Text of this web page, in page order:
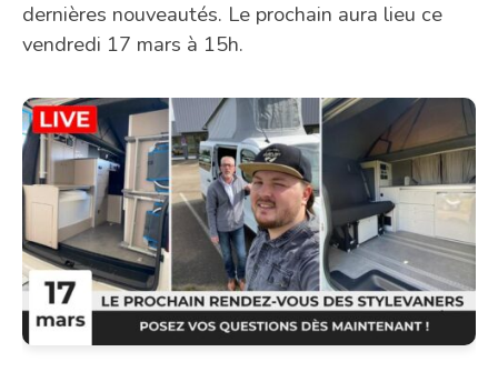
dernières nouveautés. Le prochain aura lieu ce
vendredi 17 mars à 15h.